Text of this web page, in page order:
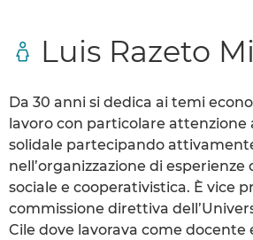
Luis Razeto
Da 30 anni si dedica ai temi
lavoro con particolare attenzione
solidale partecipando
nell’organizzazione di esperienze
sociale e cooperativistica. È vice
commissione direttiva
Cile dove lavorava come docente